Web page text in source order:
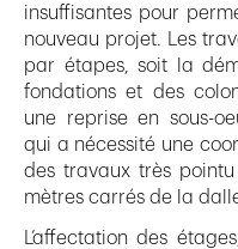
insuffisantes pour
nouveau projet. Les
par étapes, soit la
fondations et des
une reprise en sous-
qui a nécessité une
des travaux très
mètres carrés de la
L’affectation des